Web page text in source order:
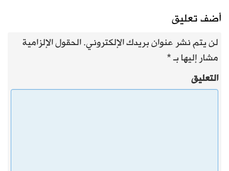
أضف تعليق
لن يتم نشر عنوان بريدك الإلكتروني.الحقول الإلزامية
مشار إليها بـ*
التعليق